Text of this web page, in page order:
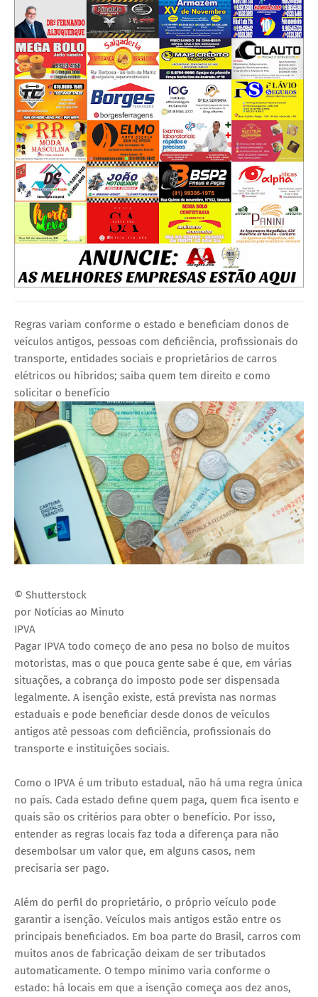
Regras variam conforme o estado e beneficiam donos de
veículos antigos, pessoas com deficiência, profissionais do
transporte, entidades sociais e proprietários de carros
elétricos ou híbridos; saiba quem tem direito e como
solicitar o benefício
© Shutterstock
por Notícias ao Minuto
IPVA
Pagar IPVA todo começo de ano pesa no bolso de muitos
motoristas, mas o que pouca gente sabe é que, em várias
situações, a cobrança do imposto pode ser dispensada
legalmente. A isenção existe, está prevista nas normas
estaduais e pode beneficiar desde donos de veículos
antigos até pessoas com deficiência, profissionais do
transporte e instituições sociais.
Como o IPVA é um tributo estadual, não há uma regra única
no país. Cada estado define quem paga, quem fica isento e
quais são os critérios para obter o benefício. Por isso,
entender as regras locais faz toda a diferença para não
desembolsar um valor que, em alguns casos, nem
precisaria ser pago.
Além do perfil do proprietário, o próprio veículo pode
garantir a isenção. Veículos mais antigos estão entre os
principais beneficiados. Em boa parte do Brasil, carros com
muitos anos de fabricação deixam de ser tributados
automaticamente. O tempo mínimo varia conforme o
estado: há locais em que a isenção começa aos dez anos,